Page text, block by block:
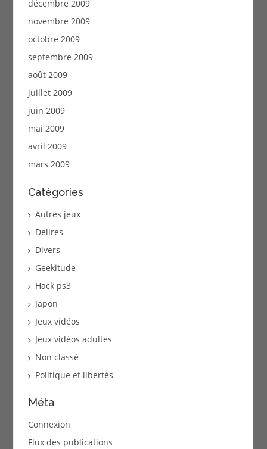
décembre 2009
novembre 2009
octobre 2009
septembre 2009
août 2009
juillet 2009
juin 2009
mai 2009
avril 2009
mars 2009
Catégories
Autres jeux
Delires
Divers
Geekitude
Hack ps3
Japon
Jeux vidéos
Jeux vidéos adultes
Non classé
Politique et libertés
Méta
Connexion
Flux des publications